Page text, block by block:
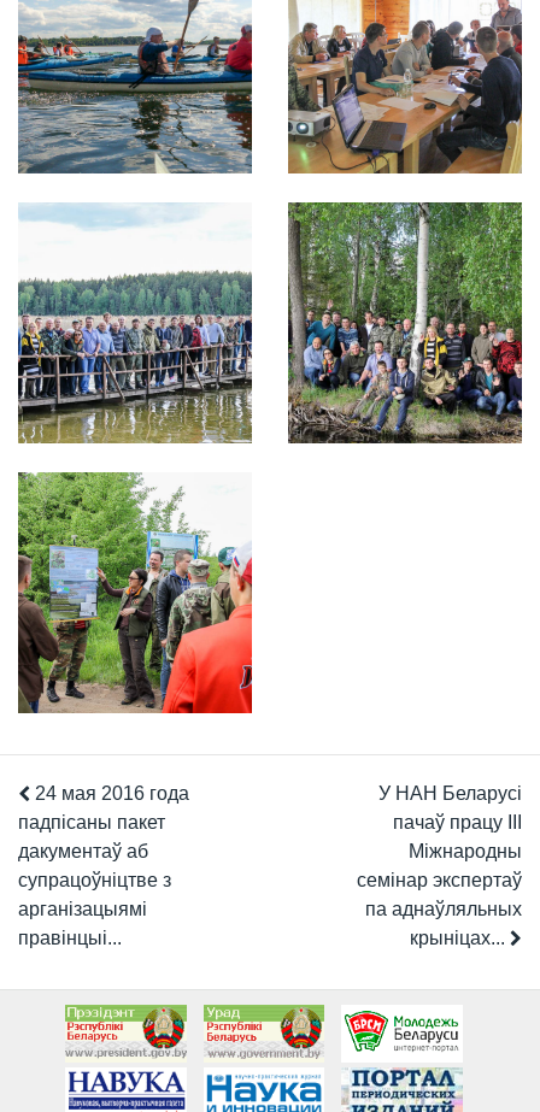
24 мая 2016 года
падпісаны пакет
дакументаў аб
супрацоўніцтве з
арганізацыямі
правінцыі...
У НАН Беларусі
пачаў працу III
Міжнародны
семінар экспертаў
па аднаўляльных
крыніцах...